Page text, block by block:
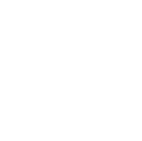
espèces et d'autres